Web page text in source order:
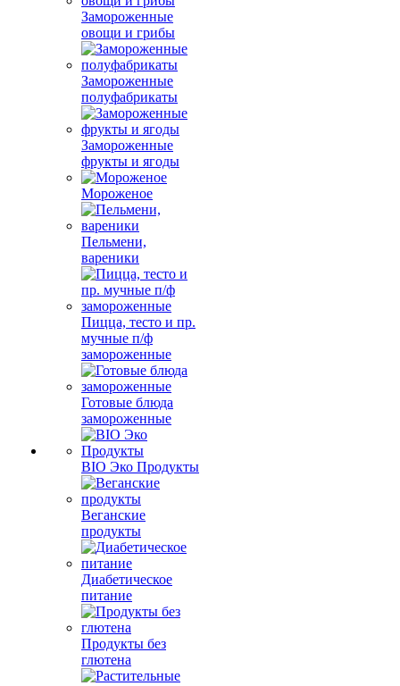
Замороженные
овощи и грибы
Замороженные
полуфабрикаты
Замороженные
фрукты и ягоды
Мороженое
Пельмени,
вареники
Пицца, тесто и пр.
мучные п/ф
замороженные
Готовые блюда
замороженные
BIO Эко Продукты
Веганские
продукты
Диабетическое
питание
Продукты без
глютена